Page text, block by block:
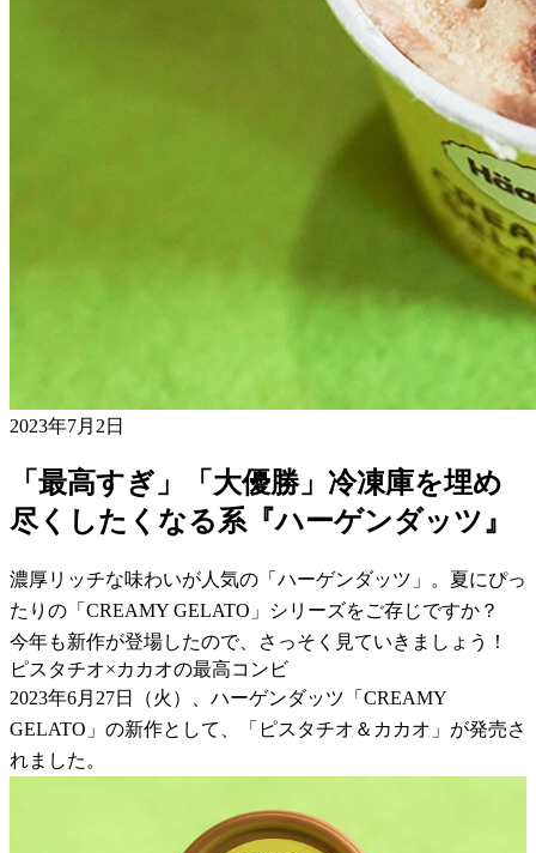
2023年7月2日
「最高すぎ」「大優勝」冷凍庫を埋め
尽くしたくなる系『ハーゲンダッツ』
濃厚リッチな味わいが人気の「ハーゲンダッツ」。夏にぴっ
たりの「CREAMY GELATO」シリーズをご存じですか？
今年も新作が登場したので、さっそく見ていきましょう！
ピスタチオ×カカオの最高コンビ
2023年6月27日（火）、ハーゲンダッツ「CREAMY
GELATO」の新作として、「ピスタチオ＆カカオ」が発売さ
れました。